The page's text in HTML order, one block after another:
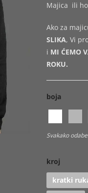
Majica ili
Ako za
SLIKA, Vi
i MI ĆEMO
ROKU.
boja
Svakako
kroj
kratki